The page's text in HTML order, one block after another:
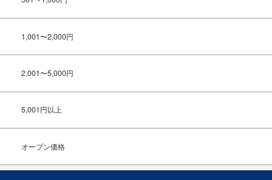
1,001〜2,000円
2,001〜5,000円
5,001円以上
オープン価格